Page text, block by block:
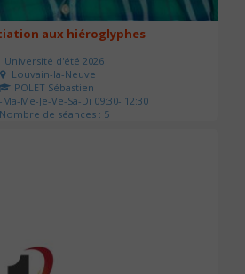
aux hiéroglyphes
Université d'été 2026
Louvain-la-Neuve
POLET Sébastien
Me-Je-Ve-Sa-Di 09:30- 12:30
Nombre de séances : 5